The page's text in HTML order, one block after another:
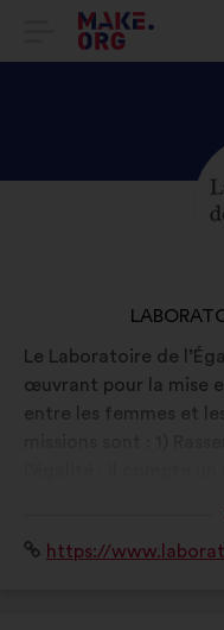
GO
NAME
OF
YOUR
Le Laboratoire de
œuvrant pour la mise
entre les femmes et
Diffuser une culture de
Website:
https://